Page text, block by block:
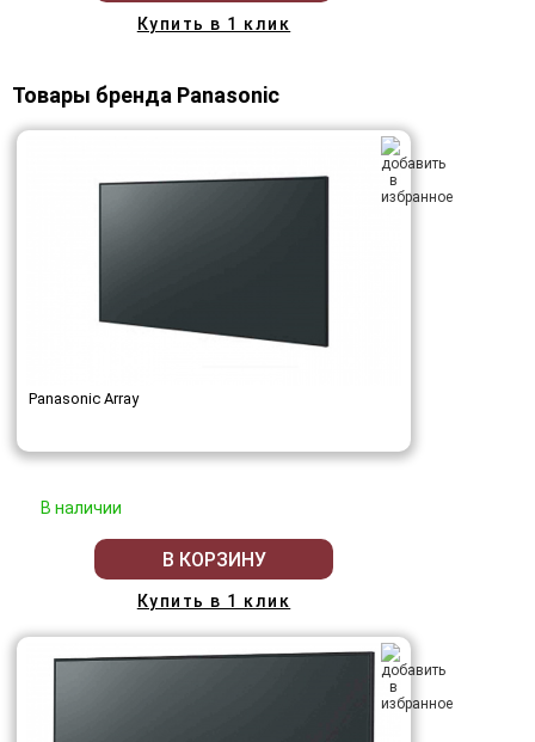
Купить в 1 клик
Товары бренда Panasonic
Panasonic Array
В наличии
В КОРЗИНУ
Купить в 1 клик